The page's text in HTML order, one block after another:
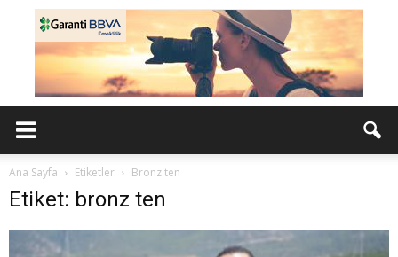
Ana Sayfa Etiketler Bronz ten
Etiket: bronz ten